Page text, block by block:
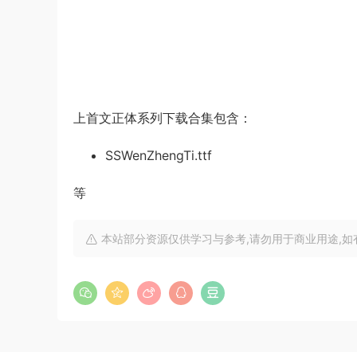
上首文正体系列下载合集包含：
SSWenZhengTi.ttf
等
本站部分资源仅供学习与参考,请勿用于商业用途,